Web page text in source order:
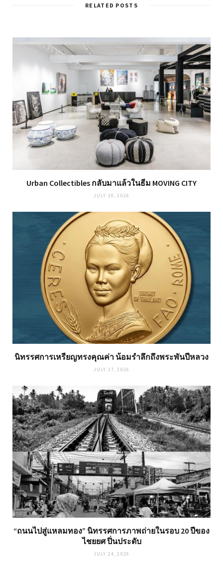
RELATED POSTS
Urban Collectibles กลับมาแล้วในธีม MOVING CITY
JULY 30, 2026
นิทรรศการเหรียญทรงคุณค่า น้อมรำลึกถึงพระพันปีหลวง
JULY 27, 2026
“ถนนไปสู่แหลมทอง” นิทรรศการภาพถ่ายในรอบ 20 ปีของ
ไชยยศ ปิ่นประดับ
JULY 24, 2026